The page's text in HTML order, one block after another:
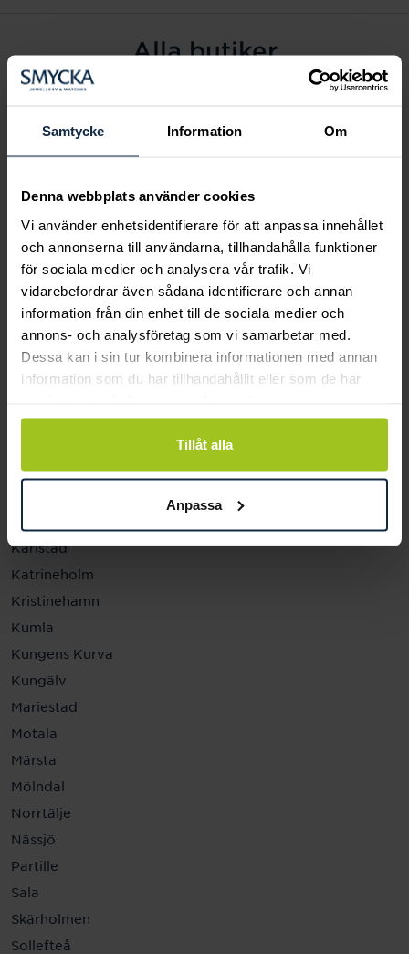
Samtycke Information Om
Denna webbplats använder cookies
Vi använder enhetsidentifierare för att anpassa innehållet
och annonserna till användarna, tillhandahålla funktioner
för sociala medier och analysera vår trafik. Vi
vidarebefordrar även sådana identifierare och annan
information från din enhet till de sociala medier och
annons- och analysföretag som vi samarbetar med.
Dessa kan i sin tur kombinera informationen med annan
information som du har tillhandahållit eller som de har
Tillåt alla
Anpassa
Alla butiker
Alingsås
Arvidsjaur
Eksjö
Fagersta
Farsta
Gävle
Halmstad
Halmstad Hallarna
Haninge
Helsingborg
Jönköping
Karlstad
Katrineholm
Kristinehamn
Kumla
Kungens Kurva
Kungälv
Mariestad
Motala
Märsta
Mölndal
Norrtälje
Nässjö
Partille
Sala
Skärholmen
Sollefteå